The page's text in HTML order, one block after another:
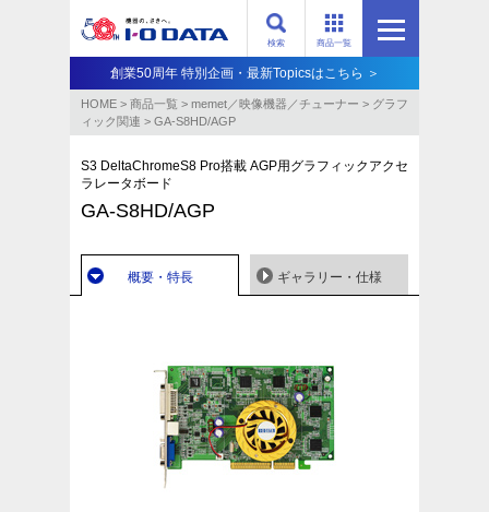
商品一覧
検索
創業50周年 特別企画・最新Topicsはこちら ＞
HOME > 商品一覧 > memet／映像機器／チューナー > グラフ
ィック関連 > GA-S8HD/AGP
S3 DeltaChromeS8 Pro搭載 AGP用グラフィックアクセ
ラレータボード
GA-S8HD/AGP
概要・特長 ギャラリー・仕様